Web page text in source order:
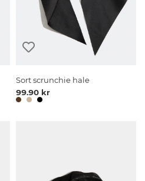
Sort scrunchie hale
99.90 kr